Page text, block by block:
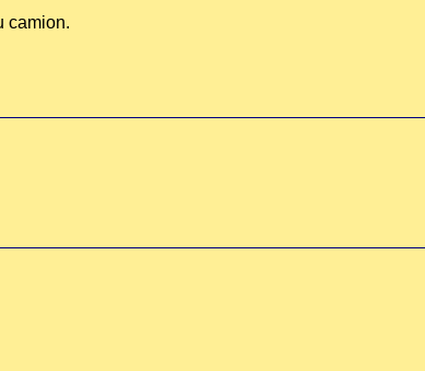
camion.